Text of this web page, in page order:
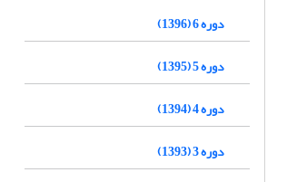
دوره 6 (1396)
دوره 5 (1395)
دوره 4 (1394)
دوره 3 (1393)